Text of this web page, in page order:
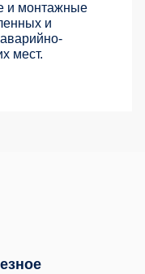
и монтажные
и
мест.